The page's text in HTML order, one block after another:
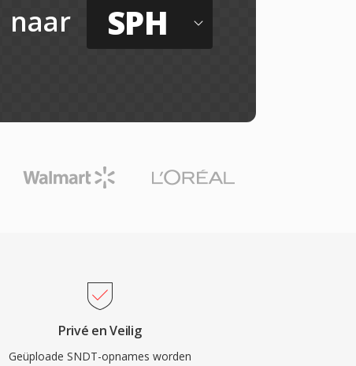
naar SPH
Privé en Veilig
Geüploade SNDT-opnames worden